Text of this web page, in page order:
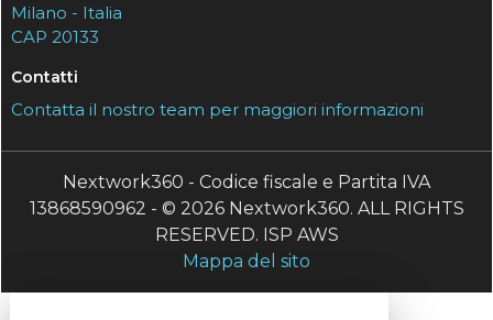
Milano - Italia
CAP 20133
Contatti
Contatta il nostro team per maggiori informazioni
Nextwork360 - Codice fiscale e Partita IVA
13868590962 - © 2026 Nextwork360. ALL RIGHTS
RESERVED. ISP AWS
Mappa del sito